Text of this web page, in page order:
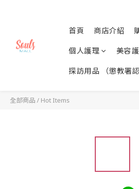
首頁 商店介紹
個人護理 美容
探訪用品 （懲教署認
全部商品 / Hot Items